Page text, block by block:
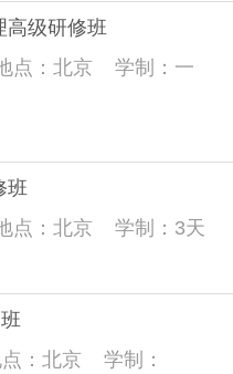
高级研修班
点：北京
学制：一
班
点：北京
学制：3天
：北京
学制：